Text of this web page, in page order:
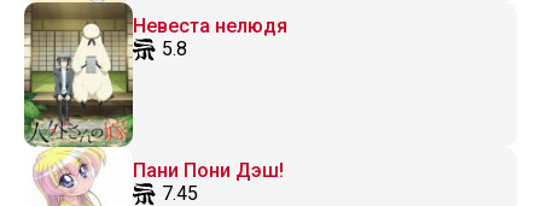
Невеста нелюдя
5.8
Пани Пони Дэш!
7.45